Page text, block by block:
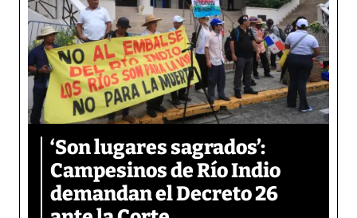
‘Son lugares sagrados’:
Campesinos de Río Indio
demandan el Decreto 26